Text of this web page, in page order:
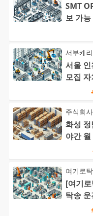
SMT
보 가
서부캐
서울
모집
주식회
화성
야간
정착
여기로
[여기
탁송
및 외